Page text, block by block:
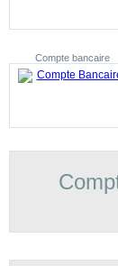
Compte bancaire